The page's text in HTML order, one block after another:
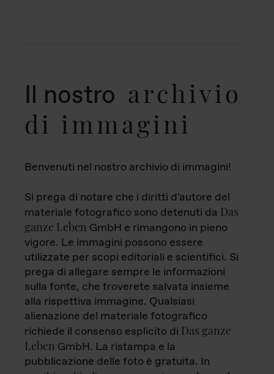
Il nostro archivio
di immagini
Benvenuti nel nostro archivio di immagini!
Si prega di notare che i diritti d'autore del
materiale fotografico sono detenuti da Das
ganze Leben GmbH e rimangono in pieno
vigore. Le immagini possono essere
utilizzate per scopi editoriali e scientifici. Si
prega di allegare sempre le informazioni
sulla fonte, che troverete salvata insieme
alla rispettiva immagine. Qualsiasi
alienazione del materiale fotografico
richiede il consenso esplicito di Das ganze
Leben GmbH. La ristampa e la
pubblicazione delle foto è gratuita. In